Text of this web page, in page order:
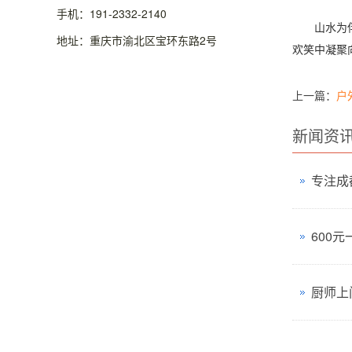
手机：191-2332-2140
地址：重庆市渝北区宝环东路2号
山水为伴
欢笑中凝聚
上一篇： 户
新闻资
厨师